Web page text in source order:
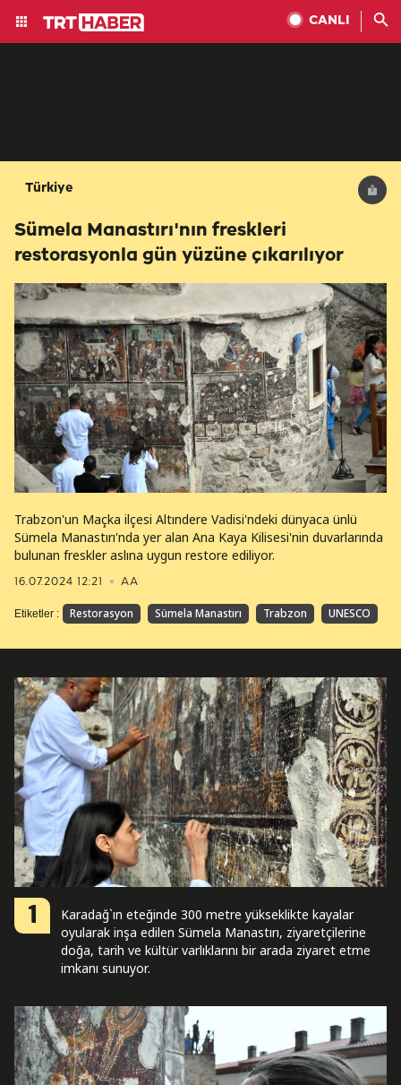
CANLI
Türkiye
Sümela Manastırı'nın freskleri
restorasyonla gün yüzüne çıkarılıyor
16.07.2024 12:21 AA
Trabzon'un Maçka ilçesi Altındere Vadisi'ndeki dünyaca ünlü
Sümela Manastırı'nda yer alan Ana Kaya Kilisesi'nin duvarlarında
bulunan freskler aslına uygun restore ediliyor.
Etiketler : Restorasyon Sümela Manastırı Trabzon UNESCO
1
Karadağ`ın eteğinde 300 metre yükseklikte kayalar
oyularak inşa edilen Sümela Manastırı, ziyaretçilerine
doğa, tarih ve kültür varlıklarını bir arada ziyaret etme
imkanı sunuyor.